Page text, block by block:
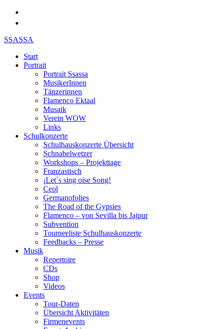
SSASSA
Start
Portrait
Portrait Ssassa
MusikerInnen
Tänzerinnen
Flamenco Ektaal
Musaik
Verein WOW
Links
Schulkonzerte
Schulhauskonzerte Übersicht
Schnabelwetzer
Workshops – Projekttage
Franzastisch
¡Let´s sing oise Song!
Ceol
Germanofolies
The Road of the Gypsies
Flamenco – von Sevilla bis Jajpur
Subvention
Tourneeliste Schulhauskonzerte
Feedbacks – Presse
Musik
Repertoire
CDs
Shop
Videos
Events
Tour-Daten
Übersicht Aktivitäten
Firmenevents